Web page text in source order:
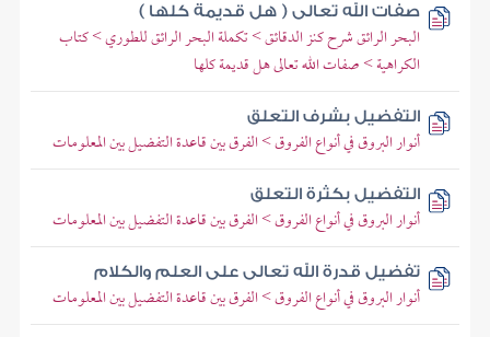
صفات الله تعالى ( هل قديمة كلها )
البحر الرائق شرح كنز الدقائق > تكملة البحر الرائق للطوري > كتاب
الكراهية > صفات الله تعالى هل قديمة كلها
التفضيل بشرف التعلق
أنوار البروق في أنواع الفروق > الفرق بين قاعدة التفضيل بين المعلومات
التفضيل بكثرة التعلق
أنوار البروق في أنواع الفروق > الفرق بين قاعدة التفضيل بين المعلومات
تفضيل قدرة الله تعالى على العلم والكلام
أنوار البروق في أنواع الفروق > الفرق بين قاعدة التفضيل بين المعلومات